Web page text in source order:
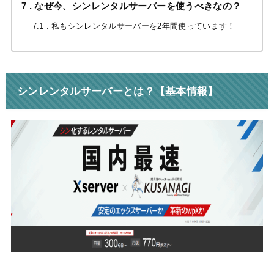
7 なぜ今、シンレンタルサーバーを使うべきなの？
7.1 私もシンレンタルサーバーを2年間使っています！
シンレンタルサーバーとは？【基本情報】